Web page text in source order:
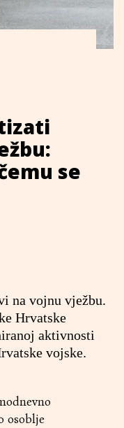
se
na vojnu vježbu.
Hrvatske
aktivnosti
vojske.
osoblje